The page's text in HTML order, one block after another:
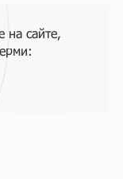
на сайте,